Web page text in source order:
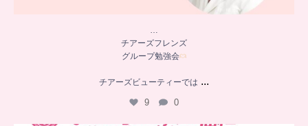
…
チアーズフレンズ
グループ勉強会
チアーズビューティーでは ...
9 0